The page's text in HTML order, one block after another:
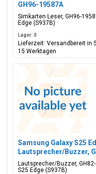
GH96-19587A
Simkarten Leser, GH96-
Edge (S937B)
Lager: 0
Lieferzeit: Versandbereit in
15 Werktagen
Samsung Galaxy S25
Lautsprecher/Buzzer,
Lautsprecher/Buzzer,
S25 Edge (S937B)